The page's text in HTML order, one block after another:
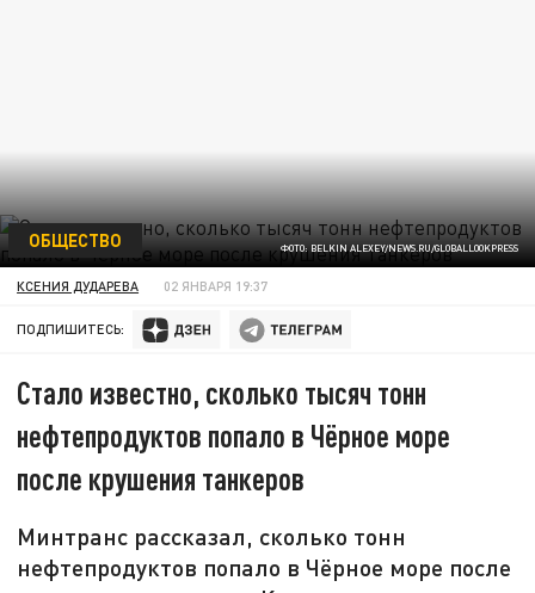
ФОТО: BELKIN ALEXEY/NEWS.RU/GLOBALLOOKPRESS
ОБЩЕСТВО
КСЕНИЯ ДУДАРЕВА 02 ЯНВАРЯ 19:37
ПОДПИШИТЕСЬ:
Стало известно, сколько тысяч тонн
нефтепродуктов попало в Чёрное море
после крушения танкеров
Минтранс рассказал, сколько тонн
нефтепродуктов попало в Чёрное море после